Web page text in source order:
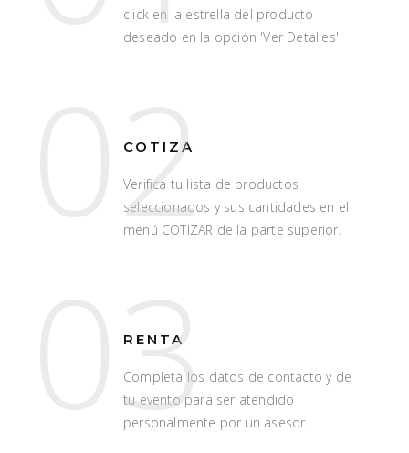
click en la estrella del producto
deseado en la opción 'Ver Detalles'
02
COTIZA
Verifica tu lista de productos
seleccionados y sus cantidades en el
menú COTIZAR de la parte superior.
03
RENTA
Completa los datos de contacto y de
tu evento para ser atendido
personalmente por un asesor.